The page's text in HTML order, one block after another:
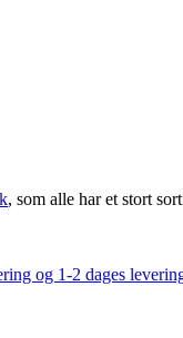
, som alle har et stort
og 1-2 dages